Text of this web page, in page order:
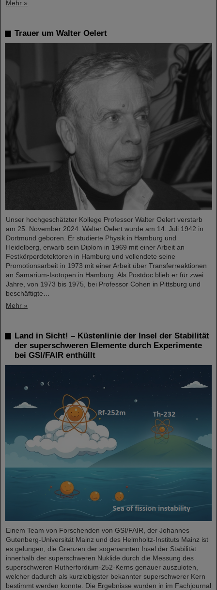
Mehr »
Trauer um Walter Oelert
Unser hochgeschätzter Kollege Professor Walter Oelert verstarb
am 25. November 2024. Walter Oelert wurde am 14. Juli 1942 in
Dortmund geboren. Er studierte Physik in Hamburg und
Heidelberg, erwarb sein Diplom in 1969 mit einer Arbeit an
Festkörperdetektoren in Hamburg und vollendete seine
Promotionsarbeit in 1973 mit einer Arbeit über Transferreaktionen
an Samarium-Isotopen in Hamburg. Als Postdoc blieb er für zwei
Jahre, von 1973 bis 1975, bei Professor Cohen in Pittsburg und
beschäftigte…
Mehr »
Land in Sicht! – Küstenlinie der Insel der Stabilität
der superschweren Elemente durch Experimente
bei GSI/FAIR enthüllt
Einem Team von Forschenden von GSI/FAIR, der Johannes
Gutenberg-Universität Mainz und des Helmholtz-Instituts Mainz ist
es gelungen, die Grenzen der sogenannten Insel der Stabilität
innerhalb der superschweren Nuklide durch die Messung des
superschweren Rutherfordium-252-Kerns genauer auszuloten,
welcher dadurch als kurzlebigster bekannter superschwerer Kern
bestimmt werden konnte. Die Ergebnisse wurden in im Fachjournal